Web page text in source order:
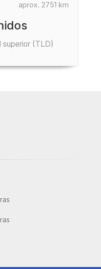
aprox. 2751 km
superior (TLD)